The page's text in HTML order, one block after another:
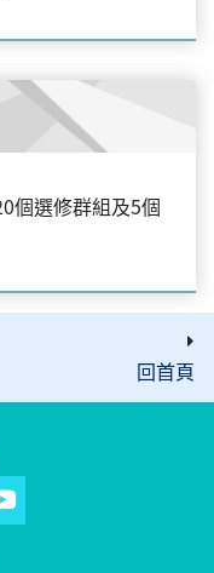
個選修群組及5個
回首頁